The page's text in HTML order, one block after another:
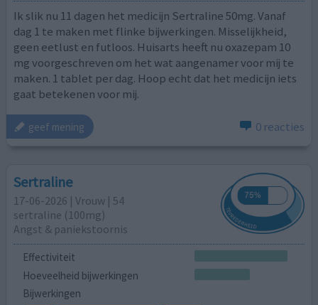
Ik slik nu 11 dagen het medicijn Sertraline 50mg. Vanaf
dag 1 te maken met flinke bijwerkingen. Misselijkheid,
geen eetlust en futloos. Huisarts heeft nu oxazepam 10
mg voorgeschreven om het wat aangenamer voor mij te
maken. 1 tablet per dag. Hoop echt dat het medicijn iets
gaat betekenen voor mij.
geef mening 0 reacties
Sertraline
17-06-2026 | Vrouw | 54
sertraline (100mg)
Angst & paniekstoornis
Effectiviteit
Hoeveelheid bijwerkingen
Bijwerkingen